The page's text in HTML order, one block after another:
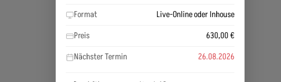
Format
Live-Online oder Inhouse
Preis
630,00 €
Nächster Termin
26.08.2026